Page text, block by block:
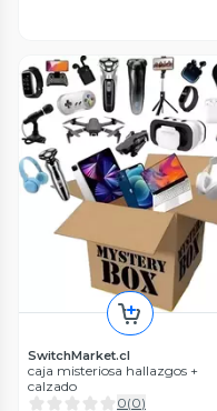
SwitchMarket.cl
caja misteriosa hallazgos +
calzado
0(0)